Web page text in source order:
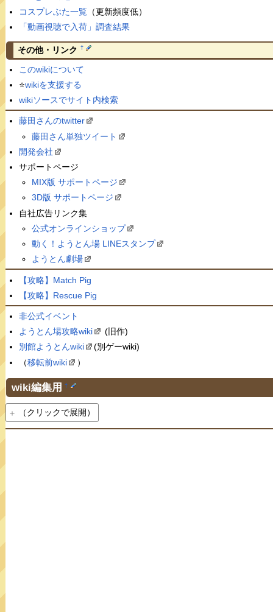
コスプレぶた一覧（更新頻度低）
「動画視聴で入荷」調査結果
その他・リンク †
このwikiについて
⭐️wikiを支援する
wikiソースでサイト内検索
藤田さんのtwitter
藤田さん単独ツイート
開発会社
サポートページ
MIX版 サポートページ
3D版 サポートページ
自社広告リンク集
公式オンラインショップ
動く！ようとん場 LINEスタンプ
ようとん劇場
【攻略】Match Pig
【攻略】Rescue Pig
非公式イベント
ようとん場攻略wiki
(旧作)
別館ようとんwiki
(別ゲーwiki)
（移転前wiki ）
wiki編集用 †
（クリックで展開）